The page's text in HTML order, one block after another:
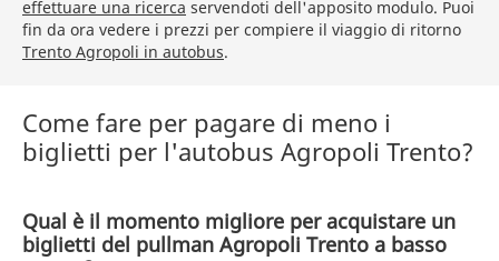
effettuare una ricerca servendoti dell'apposito modulo. Puoi
fin da ora vedere i prezzi per compiere il viaggio di ritorno
Trento Agropoli in autobus.
Come fare per pagare di meno i
biglietti per l'autobus Agropoli Trento?
Qual è il momento migliore per acquistare un
biglietti del pullman Agropoli Trento a basso